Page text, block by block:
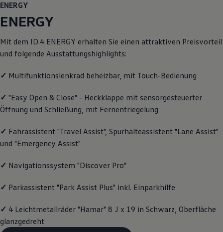
Volkswagen Teile
Zubehör
Schutz und Pflege
Transport
Individualisieren
Wallbox und Ladekabel
Digitale Extras
Volkswagen Apps, Login und Shop
Handy und Fahrzeug verbinden
Über Ihr Auto
Vorgängermodelle
Volkswagen Kundenbetreuung
Assistenzsysteme
Digitale Betriebsanleitung
ENERGY
ENERGY
Mit dem ID.4 ENERGY erhalten Sie einen attraktiven Preisvorteil
und folgende Ausstattungshighlights:
✓ Multifunktionslenkrad beheizbar, mit Touch-Bedienung
✓ "Easy Open & Close" - Heckklappe mit sensorgesteuerter
Öffnung und Schließung, mit Fernentriegelung
✓ Fahrassistent "Travel Assist", Spurhalteassistent "Lane Assist"
und "Emergency Assist"
✓ Navigationssystem "Discover Pro"
✓ Parkassistent "Park Assist Plus" inkl. Einparkhilfe
✓ 4 Leichtmetallräder "Hamar" 8 J x 19 in Schwarz, Oberfläche
glanzgedreht